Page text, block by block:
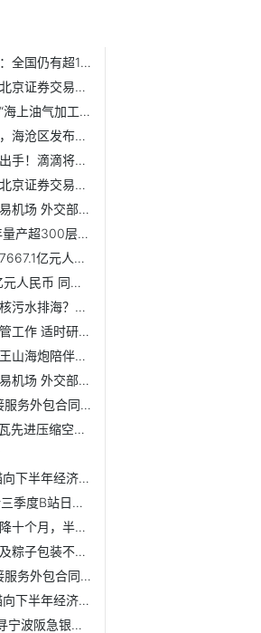
你上班通勤时间多长？报告：全国仍有超1400万人口承受极端通...
北交所、全国股转公司开展北京证券交易所新股发行上市流程优...
亚洲首艘！我国自主设计的“海上油气加工厂”船体建造完工【...
抢占新能源新材料产业先机，海沧区发布宏伟新蓝图
整治网约车低价竞争，上海出手！滴滴将清退全市2.5万台不合规...
北交所、全国股转公司开展北京证券交易所新股发行上市流程优...
外媒称中方在中建岛修建简易机场 外交部：与事实不符
赶超SK海力士！三星将明年量产超300层第9代V-NAND闪存芯片【...
2023年1-7月全国吸收外资7667.1亿元人民币
1-7月全国吸收外资7667.1亿元人民币 同比下降4%
日媒称韩国敦促日本尽快将核污水排海？韩国政府回应
证监会：将持续做好减持监管工作 适时研究优化减持规则
秋日拥抱大自然，有户外之王山海炮陪伴才过瘾
外媒称中方在中建岛修建简易机场 外交部：与事实不符
商务部：1-7月我国企业承接服务外包合同额同比增长15.5%
重大突破！国际首套300兆瓦先进压缩空气储能系统膨胀机下线【...
多地发改系统召开工作会 瞄向下半年经济“发力点”
1亿！B站CEO陈睿乐观预计三季度B站日活数【附视频平台行业市...
出口难复苏！韩国出口额连降十个月，半导体出口连续一年负增...
拒绝层层包装！茶叶、月饼及粽子包装不能超过三层 【附食品...
商务部：1-7月我国企业承接服务外包合同额同比增长15.5%
多地发改系统召开工作会 瞄向下半年经济“发力点”
感受“理想国度”的全貌，探寻宁波阪急银幕内外的热闹